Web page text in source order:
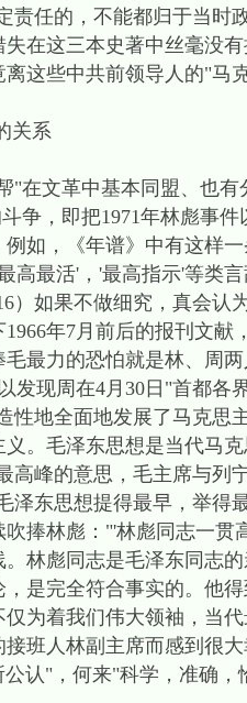
责任的，不能都归于当时
在这三本史著中丝毫没
这些中共前领导人的"马
系
"在文革中基本同盟、也
争，即把1971年林彪事
如，《年谱》中有这样
高最活'，'最高指示'等类
）如果不做细究，真会认
年7月前后的报刊文
最力的恐怕就是林、周
发现周在4月30日"首都
性地全面地发展了马克思
。毛泽东思想是当代马
高峰的意思，毛主席与列
泽东思想提得最早，举得
吹捧林彪："'林彪同志一
林彪同志是毛泽东同志
是完全符合事实的。他
为着我们伟大领袖，当
班人林副主席而感到很
认"，何来"科学，准确，